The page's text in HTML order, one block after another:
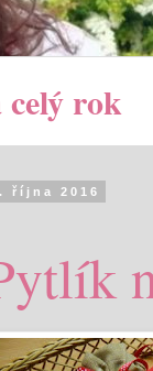
celý rok
října 2016